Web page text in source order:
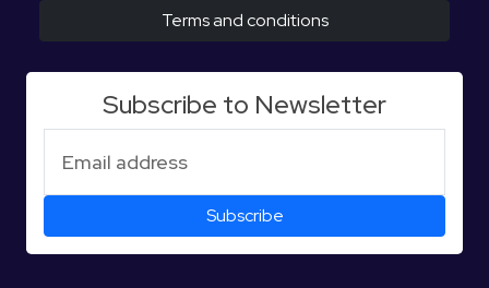
Terms and conditions
Subscribe to Newsletter